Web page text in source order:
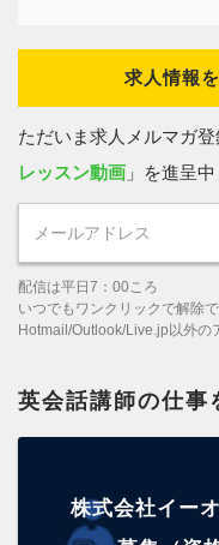
求人情報
ただいま求人メルマガ登
レッスン動画 」を進呈中
配信は平日7：00ころ
いつでもワンクリックで解除
Hotmail/Outlook/Live.jp以外の
英会話講師の仕事
株式会社イー